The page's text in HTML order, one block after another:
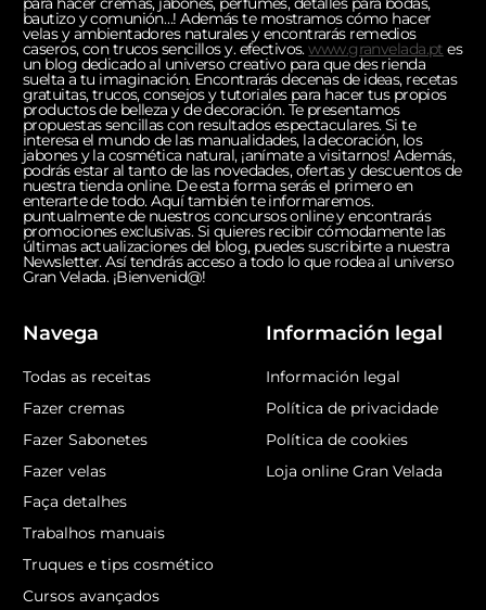
bautizo y comunión…! Además te mostramos cómo hacer
velas y ambientadores naturales y encontrarás remedios
caseros, con trucos sencillos y. efectivos.www.granvelada.pt es
un blog dedicado al universo creativo para que des rienda
suelta a tu imaginación. Encontrarás decenas de ideas, recetas
gratuitas, trucos, consejos y tutoriales para hacer tus propios
productos de belleza y de decoración. Te presentamos
propuestas sencillas con resultados espectaculares. Si te
interesa el mundo de las manualidades, la decoración, los
jabones y la cosmética natural, ¡anímate a visitarnos! Además,
podrás estar al tanto de las novedades, ofertas y descuentos de
nuestra tienda online. De esta forma serás el primero en
enterarte de todo. Aquí también te informaremos.
puntualmente de nuestros concursos online y encontrarás
promociones exclusivas. Si quieres recibir cómodamente las
últimas actualizaciones del blog, puedes suscribirte a nuestra
Newsletter. Así tendrás acceso a todo lo que rodea al universo
Gran Velada. ¡Bienvenid@!
Navega
Todas as receitas
Fazer cremas
Fazer Sabonetes
Fazer velas
Faça detalhes
Trabalhos manuais
Truques e tips cosmético
Cursos avançados
Información legal
Información legal
Política de privacidade
Política de cookies
Loja online Gran Velada